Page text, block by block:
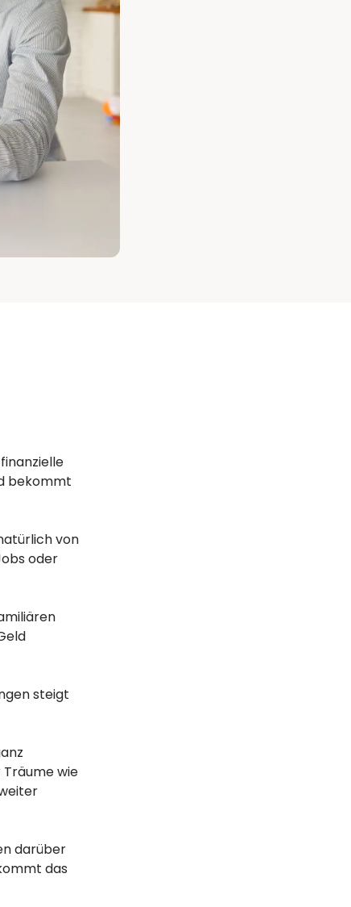
bekommt
von
oder
steigt
wie
darüber
das